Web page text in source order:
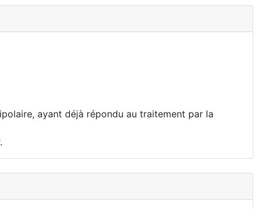
ayant déjà répondu au traitement par la